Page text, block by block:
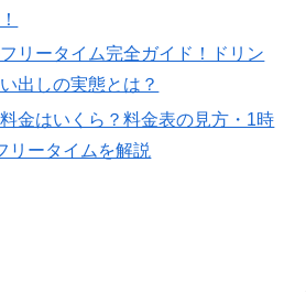
リータイム完全ガイド！ドリン
出しの実態とは？
金はいくら？料金表の見方・1時
リータイムを解説